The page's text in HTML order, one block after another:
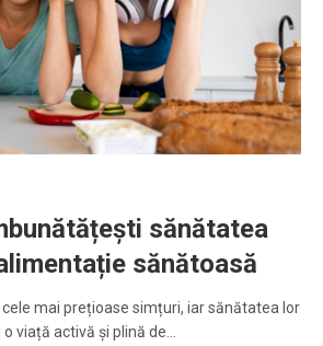
sănătatea
sănătoasă
mai prețioase simțuri, iar sănătatea lor
viață activă și plină de…